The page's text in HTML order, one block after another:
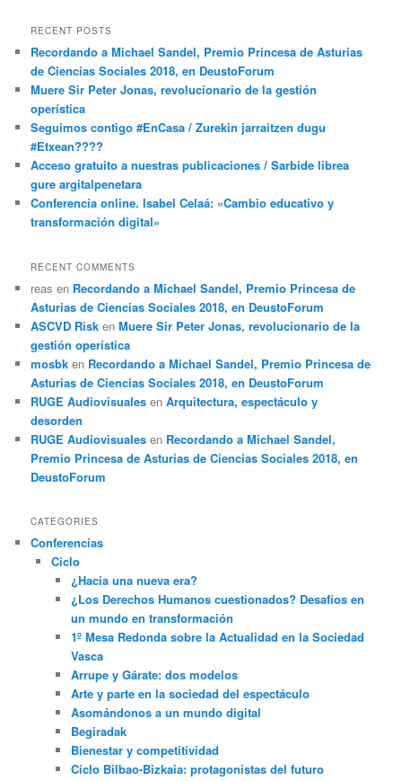
RECENT POSTS
Recordando a Michael Sandel, Premio Princesa de Asturias
de Ciencias Sociales 2018, en DeustoForum
Muere Sir Peter Jonas, revolucionario de la gestión
operística
Seguimos contigo #EnCasa / Zurekin jarraitzen dugu
#Etxean????
Acceso gratuito a nuestras publicaciones / Sarbide librea
gure argitalpenetara
Conferencia online. Isabel Celaá: «Cambio educativo y
transformación digital»
RECENT COMMENTS
reas en Recordando a Michael Sandel, Premio Princesa de
Asturias de Ciencias Sociales 2018, en DeustoForum
ASCVD Risk enMuere Sir Peter Jonas, revolucionario de la
gestión operística
mosbk en Recordando a Michael Sandel, Premio Princesa de
Asturias de Ciencias Sociales 2018, en DeustoForum
RUGE Audiovisuales enArquitectura, espectáculo y
desorden
RUGE Audiovisuales en Recordando a Michael Sandel,
Premio Princesa de Asturias de Ciencias Sociales 2018, en
DeustoForum
CATEGORIES
Conferencias
Ciclo
¿Hacia una nueva era?
¿Los Derechos Humanos cuestionados? Desafíos en
un mundo en transformación
1º Mesa Redonda sobre la Actualidad en la Sociedad
Vasca
Arrupe y Gárate: dos modelos
Arte y parte en la sociedad del espectáculo
Asomándonos a un mundo digital
Begiradak
Bienestar y competitividad
Ciclo Bilbao-Bizkaia: protagonistas del futuro